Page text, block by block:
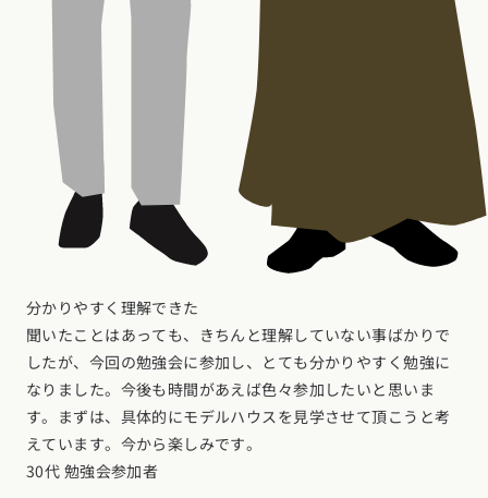
分かりやすく理解できた
聞いたことはあっても、きちんと理解していない事ばかりで
したが、今回の勉強会に参加し、とても分かりやすく勉強に
なりました。今後も時間があえば色々参加したいと思いま
す。まずは、具体的にモデルハウスを見学させて頂こうと考
えています。今から楽しみです。
30代 勉強会参加者